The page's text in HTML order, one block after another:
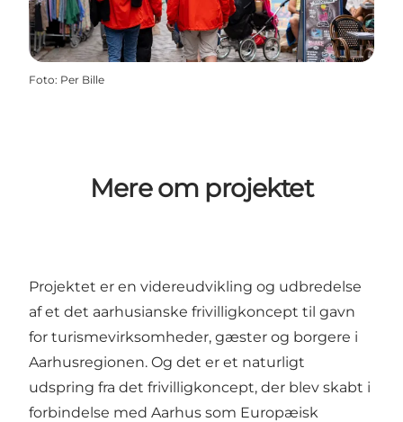
Foto: Per Bille
Mere om projektet
Projektet er en videreudvikling og udbredelse
af et det aarhusianske frivilligkoncept til gavn
for turismevirksomheder, gæster og borgere i
Aarhusregionen. Og det er et naturligt
udspring fra det frivilligkoncept, der blev skabt i
forbindelse med Aarhus som Europæisk